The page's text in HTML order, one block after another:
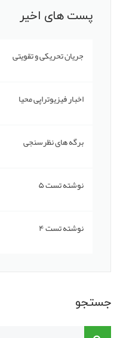
پست های اخیر
جریان تحریکی و تقویتی
اخبار فیزیوتراپی محیا
برگه های نظرسنجی
نوشته تست ۵
نوشته تست ۴
جستجو